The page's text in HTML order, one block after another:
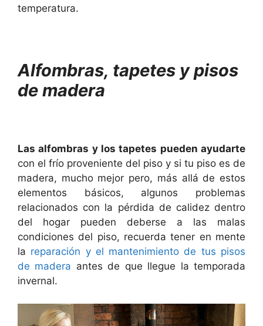
temperatura.
Alfombras, tapetes y pisos
de madera
Las alfombras y los tapetes pueden ayudarte
con el frío proveniente del piso y si tu piso es de
madera, mucho mejor pero, más allá de estos
elementos básicos, algunos problemas
relacionados con la pérdida de calidez dentro
del hogar pueden deberse a las malas
condiciones del piso, recuerda tener en mente
la reparación y el mantenimiento de tus pisos
de madera antes de que llegue la temporada
invernal.